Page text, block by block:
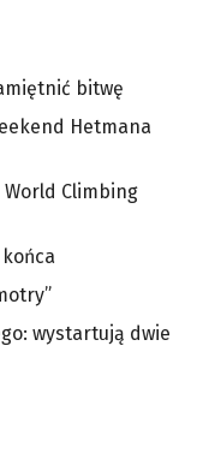
bitwę
Hetmana
Climbing
wystartują dwie